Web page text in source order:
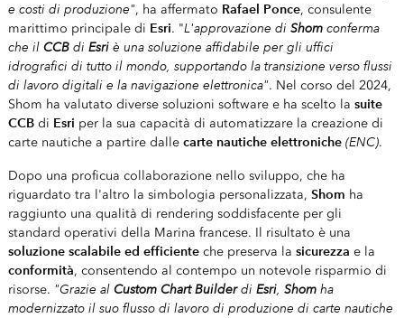
e costi di produzione", ha affermato Rafael Ponce, consulente
marittimo principale di Esri. "L'approvazione di Shomconferma
che il CCBdi Esriè una soluzione affidabile per gli uffici
idrografici di tutto il mondo, supportando la transizione verso flussi
di lavoro digitali e la navigazione elettronica". Nel corso del 2024,
Shom ha valutato diverse soluzioni software e ha scelto la suite
CCBdi Esri per la sua capacità di automatizzare la creazione di
carte nautiche a partire dalle carte nautiche elettroniche (ENC).
Dopo una proficua collaborazione nello sviluppo, che ha
riguardato tra l'altro la simbologia personalizzata, Shom ha
raggiunto una qualità di rendering soddisfacente per gli
standard operativi della Marina francese. Il risultato è una
soluzione scalabile ed efficienteche preserva la sicurezza e la
conformità, consentendo al contempo un notevole risparmio di
risorse. "Grazie al Custom Chart Builderdi Esri, Shomha
modernizzato il suo flusso di lavoro di produzione di carte nautiche